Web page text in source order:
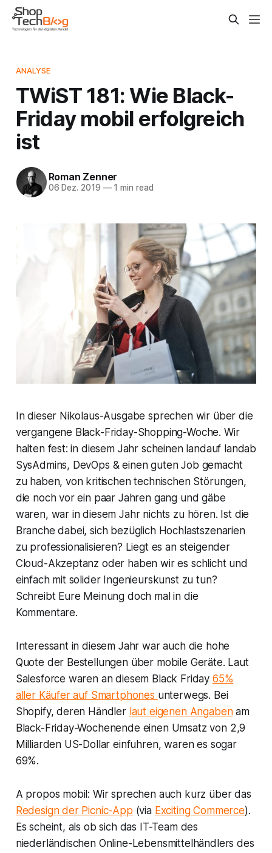
ANALYSE
TWiST 181: Wie Black-
Friday mobil erfolgreich
ist
Roman Zenner
06 Dez. 2019 —1 min read
In dieser Nikolaus-Ausgabe sprechen wir über die
vergangene Black-Friday-Shopping-Woche. Wir
halten fest: in diesem Jahr scheinen landauf landab
SysAdmins, DevOps & einen guten Job gemacht
zu haben, von kritischen technischen Störungen,
die noch vor ein paar Jahren gang und gäbe
waren, war in diesem Jahr nichts zu hören. Ist die
Branche dabei, sich bezüglich Hochlastszenarien
zu professionalisieren? Liegt es an steigender
Cloud-Akzeptanz oder haben wir es schlicht und
einfach mit solider Ingenieurskunst zu tun?
Schreibt Eure Meinung doch mal in die
Kommentare.
Interessant in diesem Jahr war auch die hohe
Quote der Bestellungen über mobile Geräte. Laut
Salesforce waren an diesem Black Friday 65%
aller Käufer auf Smartphones unterwegs. Bei
Shopify, deren Händler laut eigenen Angabenam
Black-Friday-Wochenende einen Umsatz von 2,9
Milliarden US-Dollar einfuhren, waren es sogar
69%.
A propos mobil: Wir sprechen auch kurz über das
Redesign der Picnic-App (via Exciting Commerce).
Es scheint, als ob sich das IT-Team des
niederländischen Online-Lebensmittelhändlers des